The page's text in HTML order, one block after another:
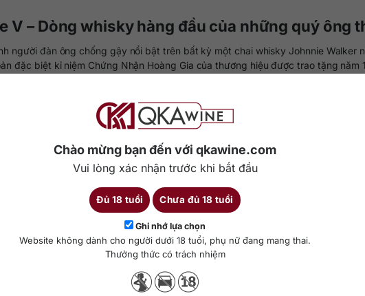
Chào mừng bạn đến với qkawine.com
Vui lòng xác nhận trước khi bắt đầu
Đủ 18 tuổi Chưa đủ 18 tuổi
Ghi nhớ lựa chọn
Website không dành cho người dưới 18 tuổi, phụ nữ đang mang thai.
Thưởng thức có trách nhiệm
V – Dòng whisky hàng đầu của những quý ông
người đàn ông chống gậy nổi bật trên bất kỳ một chai whisky Johnnie
đặc biệt kỉ niệm Chứng Nhận Hoàng Gia của thương hiệu được trao tặng năm
phương pháp truyền thống với sự góp mặt của các thế hệ bậc thầy cùng
mạnh mẽ của whisky miền biển đảo phía Tây cùng hương vị dịu dàng của
Chi tiết
Sản phẩm tương tự